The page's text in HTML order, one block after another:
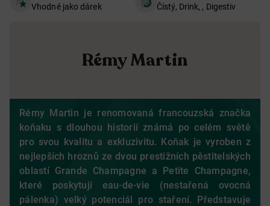
Vhodné jako dárek Čístý, Drink, , Digestiv
Rémy Martin
Rémy Martin je renomovaná francouzská značka
koňaku s dlouhou historií známá po celém světě
pro svou kvalitu a exkluzivitu. Koňak je vyroben z
nejlepších hroznů ze dvou prestižních pěstitelských
oblastí Grande Champagne a Petite Champagne,
které poskytují eau-de-vie (nestařená ovocná
pálenka) velký potenciál pro staření. Představuje